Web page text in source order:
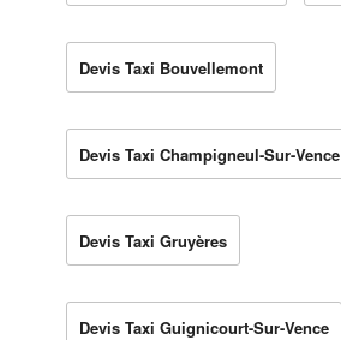
Devis Taxi Bouvellemont
Devis Taxi Champigneul-Sur-Vence
Devis Taxi Gruyères
Devis Taxi Guignicourt-Sur-Vence